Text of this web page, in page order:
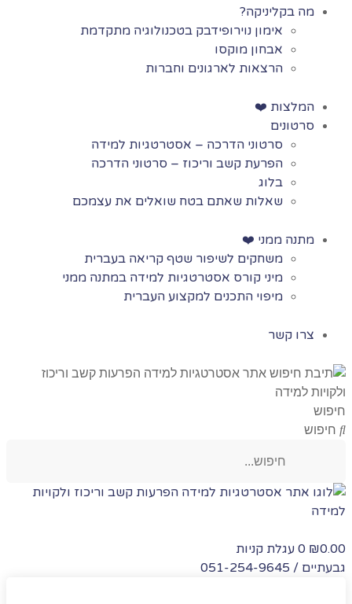
מה בקליניקה?
אימון נוירופידבק בטכנולוגיה מתקדמת
אבחון מוקסו
הרצאות לארגונים וחברות
המלצות ❤️
סרטונים
סרטוני הדרכה – אסטרטגיות למידה
הפרעת קשב וריכוז – סרטוני הדרכה
בלוג
שאלות שאתם בטח שואלים את עצמכם
מתנה ממני ❤️
משחקים לשיפור שטף קריאה בעברית
מיני קורס אסטרטגיות למידה במתנה ממני
מיפוי התכנים למקצוע העברית
צרו קשר
חיפוש
חיפוש
₪0.00
0 עגלת קניות
גבעתיים / 051-254-9645